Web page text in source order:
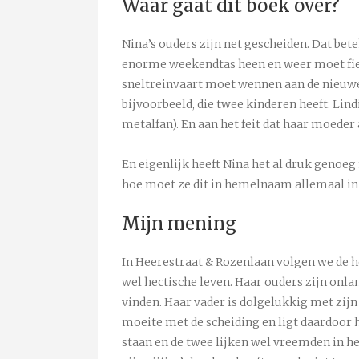
Waar gaat dit boek over?
Nina’s ouders zijn net gescheiden. Dat
enorme weekendtas heen en weer moet
sneltreinvaart moet wennen aan de
bijvoorbeeld, die twee kinderen heeft:
metalfan). En aan het feit dat haar
En eigenlijk heeft Nina het al druk
hoe moet ze dit in hemelnaam allemaal
Mijn mening
In Heerestraat & Rozenlaan volgen we de
wel hectische leven. Haar ouders zijn
vinden. Haar vader is dolgelukkig met
moeite met de scheiding en ligt daardoor
staan en de twee lijken wel vreemden in